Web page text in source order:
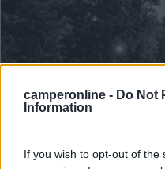
camperonline - Do Not
Information
If you wish to opt-out of